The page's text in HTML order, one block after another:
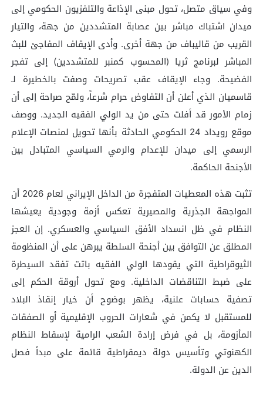
وفي سياق متصل، تحول مبنى الإذاعة والتلفزيون الحكومي إلى
ميدان اشتباك مباشر بين عصابة المتشددين من جهة، والتيار
القريب من قاليباف من جهة أخرى. وأدى الإيقاف المفاجئ للبث
المباشر لبرنامج ثريا (المحسوب كمنبر للمتشددين) إلى تفجر
الفضيحة. وجاء الإيقاف عقب تصريحات وصفت بالخطيرة لـ
قاسميان الذي أعلن أن التفاوض حرام شرعاً، ولمّح صراحة إلى أن
زمام الأمور قد أفلت حتى من يد الولي الفقيه الجديد. ووصف
موقع رويداد 24 الحكومي الحادثة بأنها تحويل لمنصات الإعلام
الرسمي إلى ميدان للإعدام والرمي السياسي المتبادل بين
الأجنحة الحاكمة.
تثبت هذه المعطيات المتفجرة من الداخل الإيراني لعام 2026 أن
المواجهة الجذرية والمصيرية تعكس أزمة وجودية يعيشها
النظام في ظل انسداد الأفق السياسي والعسكري. إن العجز
المطلق عن التوافق بين أجنحة السلطة يبرهن على أن المنظومة
الثيوقراطية التي يقودها الولي الفقيه باتت تفقد السيطرة
على ضبط التناقضات الداخلية. ومع تحول أروقة الحكم إلى
تصفية حسابات علنية، يظهر بوضوح أن خيار إنقاذ البلاد
للمستقبل لا يكمن في شعارات الحروب الإقليمية أو الصفقات
المأزومة، بل في فرض إرادة الشعب الرامية لإسقاط النظام
الکهنوتي وتأسيس دولة ديمقراطية قائمة على مبدأ فصل
الدين عن الدولة.